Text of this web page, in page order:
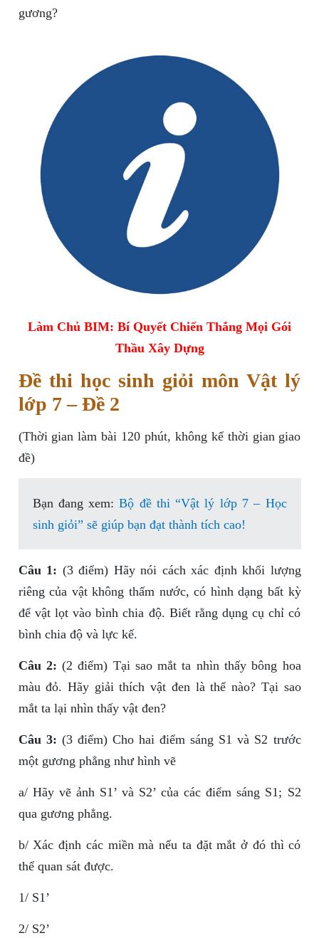
gương?
Làm Chủ BIM: Bí Quyết Chiến Thắng Mọi Gói
Thầu Xây Dựng
Đề thi học sinh giỏi môn Vật lý
lớp 7 – Đề 2
(Thời gian làm bài 120 phút, không kể thời gian giao
đề)
Bạn đang xem:Bộ đề thi “Vật lý lớp 7 – Học
sinh giỏi” sẽ giúp bạn đạt thành tích cao!
Câu 1: (3 điểm) Hãy nói cách xác định khối lượng
riêng của vật không thấm nước, có hình dạng bất kỳ
để vật lọt vào bình chia độ. Biết rằng dụng cụ chỉ có
bình chia độ và lực kế.
Câu 2: (2 điểm) Tại sao mắt ta nhìn thấy bông hoa
màu đỏ. Hãy giải thích vật đen là thế nào? Tại sao
mắt ta lại nhìn thấy vật đen?
Câu 3: (3 điểm) Cho hai điểm sáng S1 và S2 trước
một gương phẳng như hình vẽ
a/ Hãy vẽ ảnh S1’ và S2’ của các điểm sáng S1; S2
qua gương phẳng.
b/ Xác định các miền mà nếu ta đặt mắt ở đó thì có
thể quan sát được.
1/ S1’
2/ S2’